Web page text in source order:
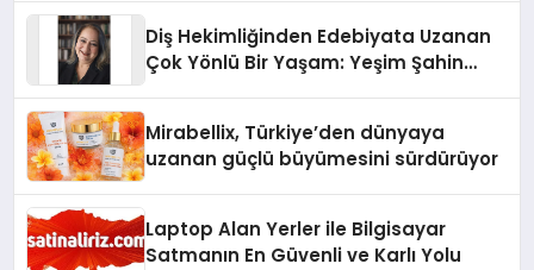
Diş Hekimliğinden Edebiyata Uzanan
Çok Yönlü Bir Yaşam: Yeşim Şahin
Mirabellix, Türkiye’den dünyaya
uzanan güçlü büyümesini sürdürüyor
Laptop Alan Yerler ile Bilgisayar
Satmanın En Güvenli ve Karlı Yolu